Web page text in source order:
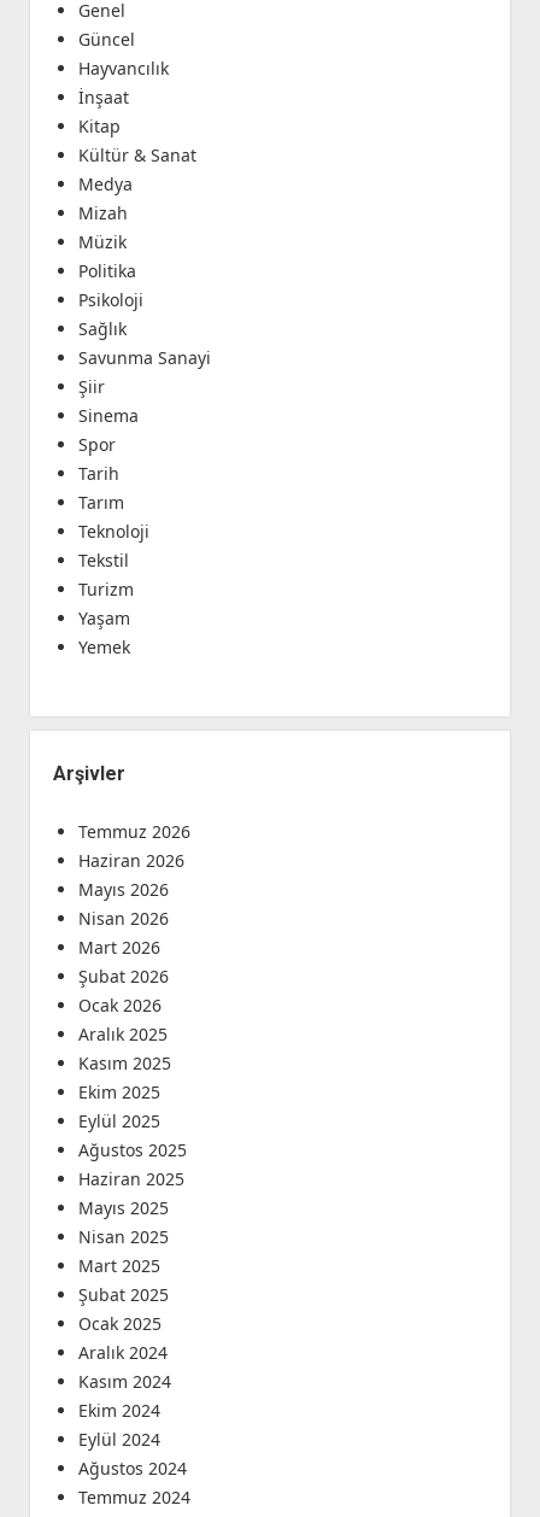
Genel
Güncel
Hayvancılık
İnşaat
Kitap
Kültür & Sanat
Medya
Mizah
Müzik
Politika
Psikoloji
Sağlık
Savunma Sanayi
Şiir
Sinema
Spor
Tarih
Tarım
Teknoloji
Tekstil
Turizm
Yaşam
Yemek
Arşivler
Temmuz 2026
Haziran 2026
Mayıs 2026
Nisan 2026
Mart 2026
Şubat 2026
Ocak 2026
Aralık 2025
Kasım 2025
Ekim 2025
Eylül 2025
Ağustos 2025
Haziran 2025
Mayıs 2025
Nisan 2025
Mart 2025
Şubat 2025
Ocak 2025
Aralık 2024
Kasım 2024
Ekim 2024
Eylül 2024
Ağustos 2024
Temmuz 2024